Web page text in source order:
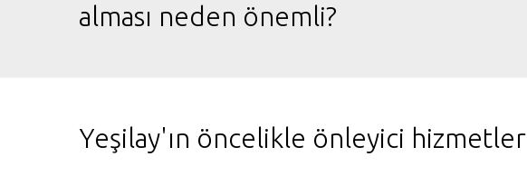
alması neden önemli?
Yeşilay'ın öncelikle önleyici hizmetler